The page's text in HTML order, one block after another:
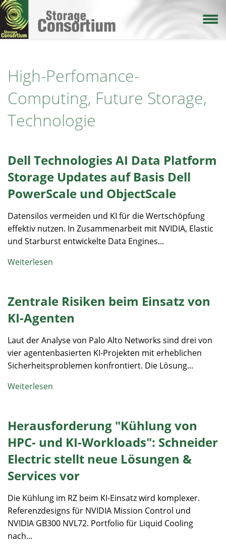
Direkt
zum
Inhalt
High-Perfomance-
Computing, Future Storage,
Technologie
Dell Technologies AI Data Platform
Storage Updates auf Basis Dell
PowerScale und ObjectScale
Datensilos vermeiden und KI für die Wertschöpfung
effektiv nutzen. In Zusammenarbeit mit NVIDIA, Elastic
und Starburst entwickelte Data Engines...
Weiterlesen
Zentrale Risiken beim Einsatz von
KI-Agenten
Laut der Analyse von Palo Alto Networks sind drei von
vier agentenbasierten KI-Projekten mit erheblichen
Sicherheitsproblemen konfrontiert. Die Lösung...
Weiterlesen
Herausforderung "Kühlung von
HPC- und KI-Workloads": Schneider
Electric stellt neue Lösungen &
Services vor
Die Kühlung im RZ beim KI-Einsatz wird komplexer.
Referenzdesigns für NVIDIA Mission Control und
NVIDIA GB300 NVL72. Portfolio für Liquid Cooling
nach...